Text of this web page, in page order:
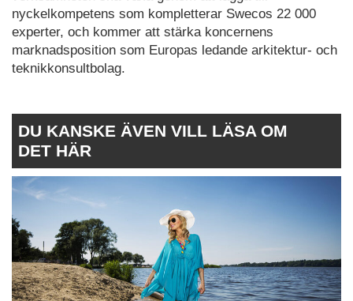
nyckelkompetens som kompletterar Swecos 22 000
experter, och kommer att stärka koncernens
marknadsposition som Europas ledande arkitektur- och
teknikkonsultbolag.
DU KANSKE ÄVEN VILL LÄSA OM
DET HÄR